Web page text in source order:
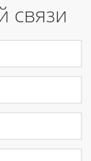
связи